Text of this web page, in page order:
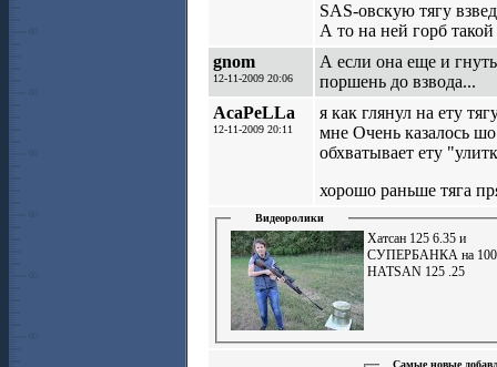
SAS-овскую тягу
А то на ней горб
gnom
12-11-2009 20:06
А если она еще и
поршень до взвода...
AcaPeLLa
12-11-2009 20:11
я как глянул на ету
мне Очень казалось шо
обхватывает ету
хорошо раньше тяга
Видеоролики
Хатсан 125 6.35 и
СУПЕРБАНКА на
HATSAN 125 .25
Самые новые